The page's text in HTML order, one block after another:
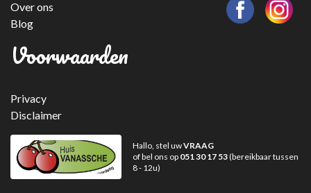
Over ons
Blog
Voorwaarden
Privacy
Disclaimer
Hallo, stel uwVRAAG
of bel ons op 051 30 17 53(bereikbaar tussen
8 - 12u)